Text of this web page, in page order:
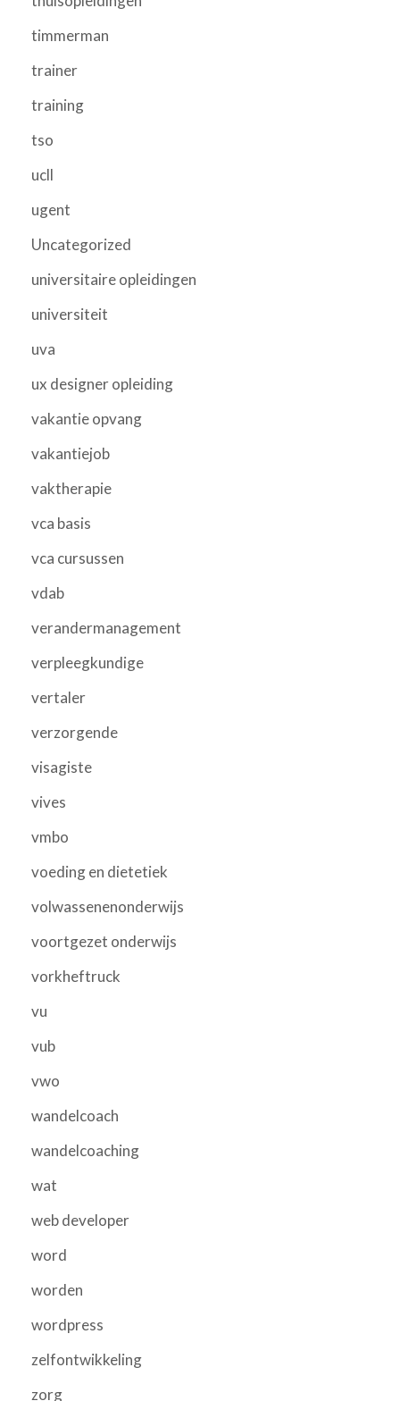
timmerman
trainer
training
tso
ucll
ugent
Uncategorized
universitaire opleidingen
universiteit
uva
ux designer opleiding
vakantie opvang
vakantiejob
vaktherapie
vca basis
vca cursussen
vdab
verandermanagement
verpleegkundige
vertaler
verzorgende
visagiste
vives
vmbo
voeding en dietetiek
volwassenenonderwijs
voortgezet onderwijs
vorkheftruck
vu
vub
vwo
wandelcoach
wandelcoaching
wat
web developer
word
worden
wordpress
zelfontwikkeling
zorg